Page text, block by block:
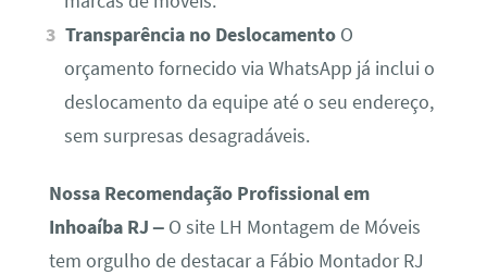
Transparência no Deslocamento O
orçamento fornecido via WhatsApp já inclui o
deslocamento da equipe até o seu endereço,
sem surpresas desagradáveis.
Nossa Recomendação Profissional em
Inhoaíba RJ –O site LH Montagem de Móveis
tem orgulho de destacar a Fábio Montador RJ